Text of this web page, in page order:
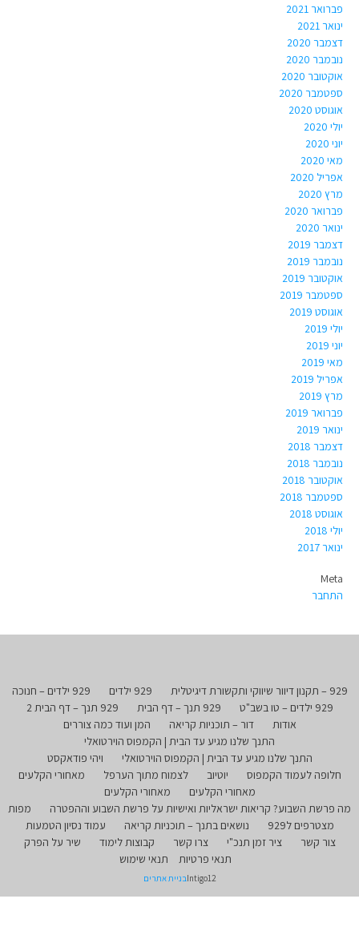
פברואר 2021
ינואר 2021
דצמבר 2020
נובמבר 2020
אוקטובר 2020
ספטמבר 2020
אוגוסט 2020
יולי 2020
יוני 2020
מאי 2020
אפריל 2020
מרץ 2020
פברואר 2020
ינואר 2020
דצמבר 2019
נובמבר 2019
אוקטובר 2019
ספטמבר 2019
אוגוסט 2019
יולי 2019
יוני 2019
מאי 2019
אפריל 2019
מרץ 2019
פברואר 2019
ינואר 2019
דצמבר 2018
נובמבר 2018
אוקטובר 2018
ספטמבר 2018
אוגוסט 2018
יולי 2018
ינואר 2017
Meta
התחבר
929 – תקנון דיוור שיווקי ותקשורת דיגיטלית 929 ילדים
929 ילדים – חנוכה
929 ילדים – טו בשב"ט
929 תנך – דף הבית
929 תנך – דף הבית 2
אודות
דור – תוכניות קריאה
המן ועוד כמה צוררים
התנך שלנו מגיע עד הבית | הקמפוס הוירטואלי
התנך שלנו מגיע עד הבית | הקמפוס הוירטואלי
ויהי פודאקסט
חלופה לעמוד הקמפוס
יוטיוב לצמוח מתוך הערפל
מאחורי הקלעים
מאחורי הקלעים
מאחורי הקלעים
מה פרשת השבוע? קריאות ישראליות ואישיות על פרשת השבוע וההפטרה
מפות
מצטרפים ל929
נושאים בתנך – תוכניות קריאה
עמוד נסיון הטמעות
צור קשר
ציר זמן תנכ"י צרו קשר קבוצות לימוד
שיר על הפרק
תנאי פרטיות
תנאי שימוש
Intigo12בניית אתרים